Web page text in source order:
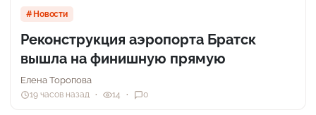
Новости
Реконструкция аэропорта Братск
вышла на финишную прямую
Елена Торопова
19 часов назад 14 0